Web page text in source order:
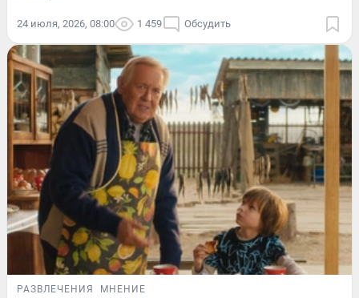
24 июля, 2026, 08:00 1 459 Обсудить
РАЗВЛЕЧЕНИЯ МНЕНИЕ